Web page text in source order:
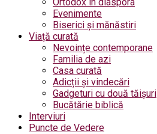
Evenimente
Biserici și mănăstiri
Viață curată
Nevoințe contemporane
Familia de azi
Casa curată
Adicții și vindecări
Gadgeturi cu două tăișuri
Bucătărie biblică
Interviuri
Puncte de Vedere